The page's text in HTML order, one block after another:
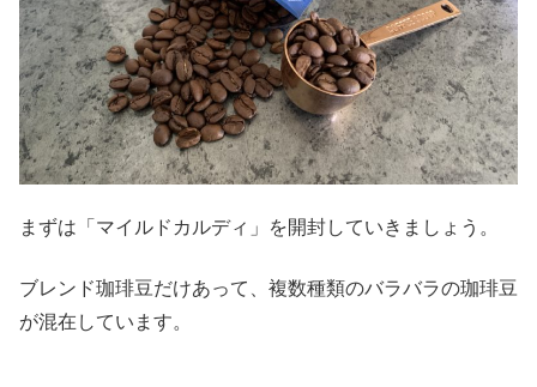
まずは「マイルドカルディ」を開封していきましょう。
ブレンド珈琲豆だけあって、複数種類のバラバラの珈琲豆
が混在しています。